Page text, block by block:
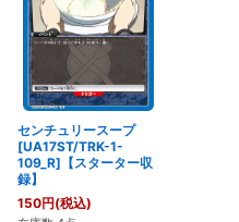
センチュリースープ
[UA17ST/TRK-1-
109_R]【スターター収
録】
150円(税込)